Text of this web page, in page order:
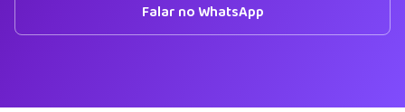
Falar no WhatsApp